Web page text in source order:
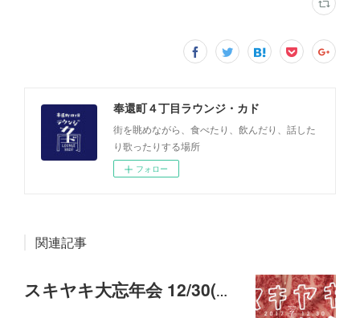
奉還町４丁目ラウンジ・カド
街を眺めながら、食べたり、飲んだり、話した
り歌ったりする場所
フォロー
関連記事
スキヤキ大忘年会 12/30(土)18:00-21:30